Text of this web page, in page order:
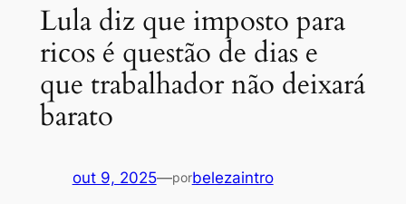
Lula diz que imposto para
ricos é questão de dias e
que trabalhador não deixará
barato
out 9, 2025—porbelezaintro